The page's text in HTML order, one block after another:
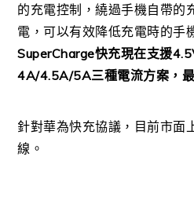
的充電控制，繞過手機自帶的
電，可以有效降低充電時的手
SuperCharge快充現在支援
4A/4.5A/5A三種電流方案，
針對華為快充協議，目前市面
線。